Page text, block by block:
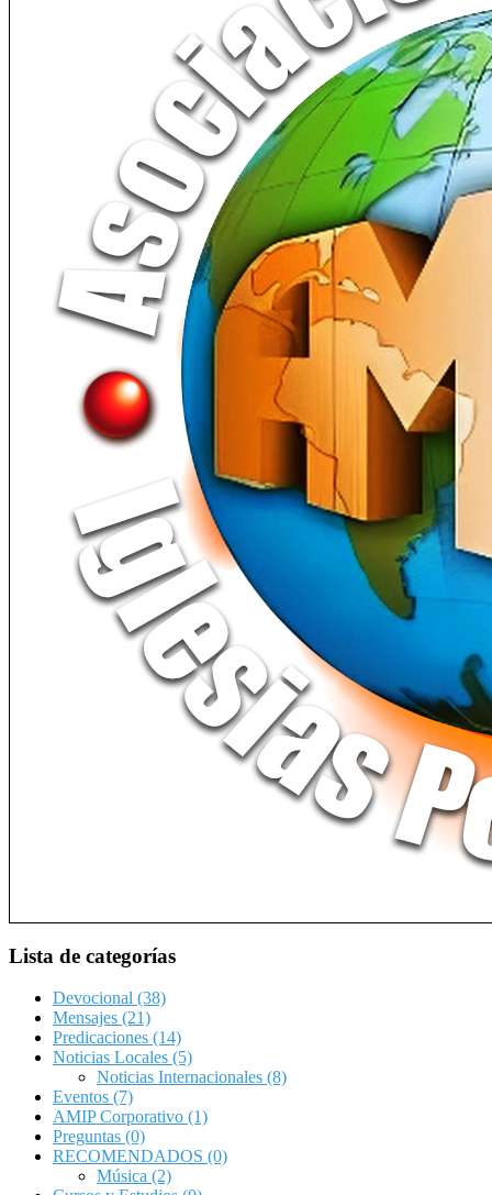
Lista de categorías
Devocional (38)
Mensajes (21)
Predicaciones (14)
Noticias Locales (5)
Noticias Internacionales (8)
Eventos (7)
AMIP Corporativo (1)
Preguntas (0)
RECOMENDADOS (0)
Música (2)